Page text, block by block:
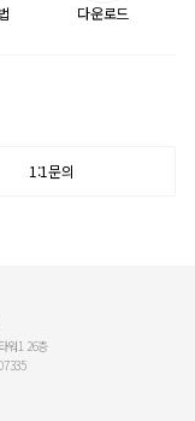
다운로드
1:1문의
워1 26층